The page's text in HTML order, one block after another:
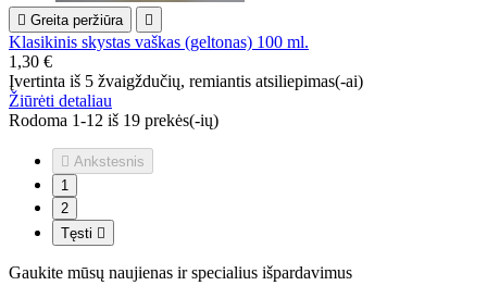
 Greita peržiūra 
Klasikinis skystas vaškas (geltonas) 100 ml.
1,30 €
Įvertinta iš 5 žvaigždučių, remiantis atsiliepimas(-ai)
Žiūrėti detaliau
Rodoma 1-12 iš 19 prekės(-ių)
 Ankstesnis
1
2
Tęsti 
Gaukite mūsų naujienas ir specialius išpardavimus